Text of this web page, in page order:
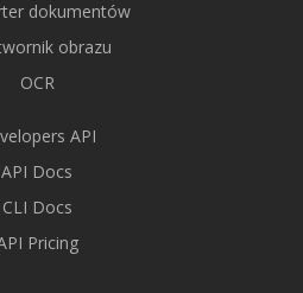
dokumentów
obrazu
OCR
API
API Docs
CLI Docs
Pricing